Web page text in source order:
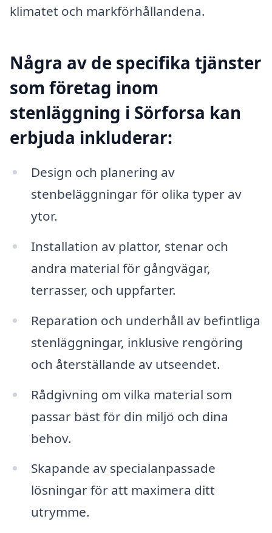
klimatet och markförhållandena.
Några av de specifika tjänster
som företag inom
stenläggning i Sörforsa kan
erbjuda inkluderar:
Design och planering av
stenbeläggningar för olika typer av
ytor.
Installation av plattor, stenar och
andra material för gångvägar,
terrasser, och uppfarter.
Reparation och underhåll av befintliga
stenläggningar, inklusive rengöring
och återställande av utseendet.
Rådgivning om vilka material som
passar bäst för din miljö och dina
behov.
Skapande av specialanpassade
lösningar för att maximera ditt
utrymme.